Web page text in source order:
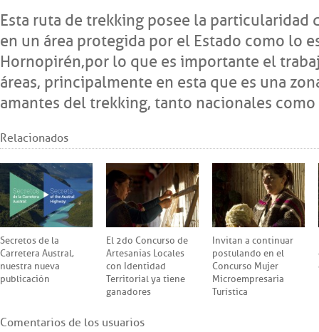
Esta ruta de trekking posee la particularidad
en un área protegida por el Estado como lo
Hornopirén, por lo que es importante el
áreas, principalmente en esta que es una
amantes del trekking, tanto nacionales
Relacionados
Secretos de la
Carretera Austral,
nuestra nueva
publicación
El 2do Concurso de
Artesanías Locales
con Identidad
Territorial ya tiene
ganadores
Invitan a continuar
postulando en el
Concurso Mujer
Microempresaria
Turística
Comentarios de los usuarios